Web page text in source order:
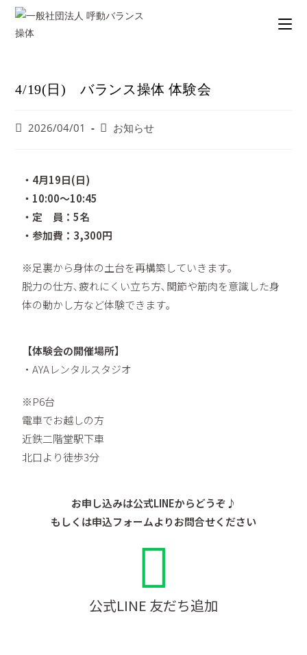
4/19(日) バランス操体 体験会
2026/04/01 お知らせ
・4月19日(日)
・10:00〜10:45
・定 員：5名
・参加費：3,300円
※足裏から身体の土台を再構築していきます｡
脱力の仕方､疲れにくい立ち方､関節や筋肉を意識した身
体の動かし方など体験できます｡
【体験会の開催場所】
・AYAレンタルスタジオ
※P6台
電車でお越しの方
近鉄二階堂駅下車
北口より徒歩3分
お申し込みは公式LINEからどうぞ♪
もしくは申込フォームよりお問合せください
公式LINE 友だち追加